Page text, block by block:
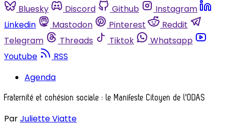
Bluesky
Discord Github
Instagram
Linkedin
Mastodon Pinterest
Reddit
Telegram
Threads Tiktok
Whatsapp
Youtube
RSS
Agenda
Fraternité et cohésion sociale : le Manifeste Citoyen de l'ODAS
ParJuliette Viatte